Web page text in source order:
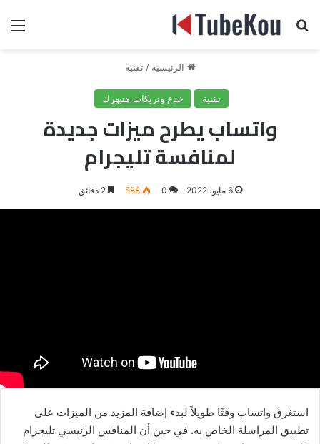
بحث عن
الرئيسية / تقنية
تقنية خدع وتريكات هتبهرك
واتساب يطرح ميزات جديدة
لمنافسة تليجرام
6 مايو، 2022 0
588 2 دقائق
استغرق واتساب وقتًا طويلاً لبدء إضافة المزيد من الميزات على
تطبيق المراسلة الخاص به. في حين أن المنافس الرئيسي تليجرام